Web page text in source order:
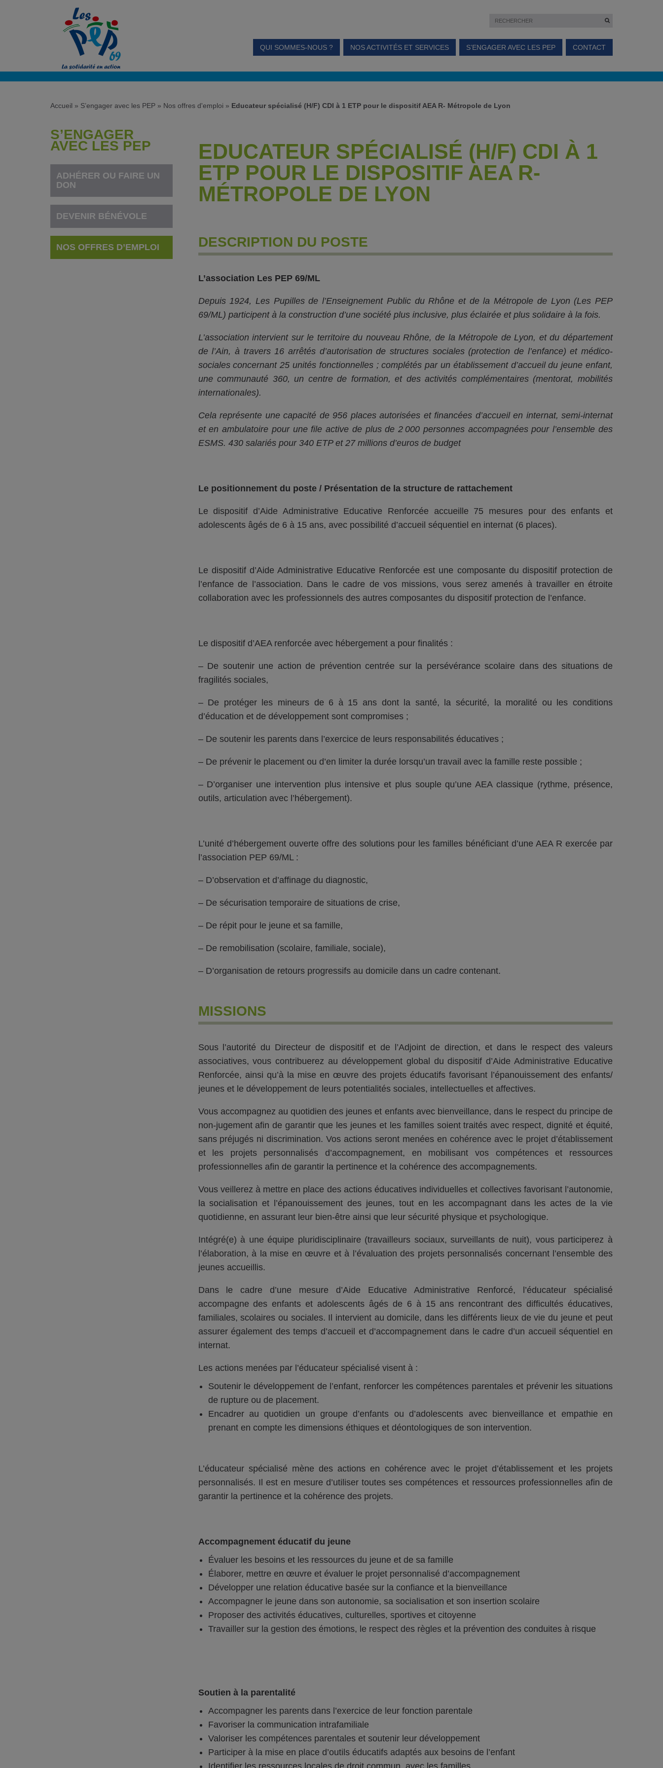
QUI SOMMES-NOUS ? NOS ACTIVITÉS ET SERVICES S’ENGAGER AVEC LES PEP CONTACT
Accueil » S’engager avec les PEP » Nos offres d'emploi » Educateur spécialisé (H/F) CDI à 1 ETP pour le dispositif AEA R- Métropole de Lyon
S’ENGAGER
AVEC LES PEP
ADHÉRER OU FAIRE UN
DON
DEVENIR BÉNÉVOLE
NOS OFFRES D’EMPLOI
EDUCATEUR SPÉCIALISÉ (H/F) CDI À 1
ETP POUR LE DISPOSITIF AEA R-
MÉTROPOLE DE LYON
DESCRIPTION DU POSTE
L’association Les PEP 69/ML
Depuis 1924, Les Pupilles de l’Enseignement Public du Rhône et de la Métropole de Lyon (Les PEP
69/ML) participent à la construction d’une société plus inclusive, plus éclairée et plus solidaire à la fois.
L’association intervient sur le territoire du nouveau Rhône, de la Métropole de Lyon, et du département
de l’Ain, à travers 16 arrêtés d’autorisation de structures sociales (protection de l’enfance) et médico-
sociales concernant 25 unités fonctionnelles ; complétés par un établissement d’accueil du jeune enfant,
une communauté 360, un centre de formation, et des activités complémentaires (mentorat, mobilités
internationales).
Cela représente une capacité de 956 places autorisées et financées d’accueil en internat, semi-internat
et en ambulatoire pour une file active de plus de 2 000 personnes accompagnées pour l’ensemble des
ESMS. 430 salariés pour 340 ETP et 27 millions d’euros de budget
Le positionnement du poste / Présentation de la structure de rattachement
Le dispositif d’Aide Administrative Educative Renforcée accueille 75 mesures pour des enfants et
adolescents âgés de 6 à 15 ans, avec possibilité d’accueil séquentiel en internat (6 places).
Le dispositif d’Aide Administrative Educative Renforcée est une composante du dispositif protection de
l’enfance de l’association. Dans le cadre de vos missions, vous serez amenés à travailler en étroite
collaboration avec les professionnels des autres composantes du dispositif protection de l’enfance.
Le dispositif d’AEA renforcée avec hébergement a pour finalités :
– De soutenir une action de prévention centrée sur la persévérance scolaire dans des situations de
fragilités sociales,
– De protéger les mineurs de 6 à 15 ans dont la santé, la sécurité, la moralité ou les conditions
d’éducation et de développement sont compromises ;
– De soutenir les parents dans l’exercice de leurs responsabilités éducatives ;
– De prévenir le placement ou d’en limiter la durée lorsqu’un travail avec la famille reste possible ;
– D’organiser une intervention plus intensive et plus souple qu’une AEA classique (rythme, présence,
outils, articulation avec l’hébergement).
L’unité d’hébergement ouverte offre des solutions pour les familles bénéficiant d’une AEA R exercée par
l’association PEP 69/ML :
– D’observation et d’affinage du diagnostic,
– De sécurisation temporaire de situations de crise,
– De répit pour le jeune et sa famille,
– De remobilisation (scolaire, familiale, sociale),
– D’organisation de retours progressifs au domicile dans un cadre contenant.
MISSIONS
Sous l’autorité du Directeur de dispositif et de l’Adjoint de direction, et dans le respect des valeurs
associatives, vous contribuerez au développement global du dispositif d’Aide Administrative Educative
Renforcée, ainsi qu’à la mise en œuvre des projets éducatifs favorisant l’épanouissement des enfants/
jeunes et le développement de leurs potentialités sociales, intellectuelles et affectives.
Vous accompagnez au quotidien des jeunes et enfants avec bienveillance, dans le respect du principe de
non-jugement afin de garantir que les jeunes et les familles soient traités avec respect, dignité et équité,
sans préjugés ni discrimination. Vos actions seront menées en cohérence avec le projet d’établissement
et les projets personnalisés d’accompagnement, en mobilisant vos compétences et ressources
professionnelles afin de garantir la pertinence et la cohérence des accompagnements.
Vous veillerez à mettre en place des actions éducatives individuelles et collectives favorisant l’autonomie,
la socialisation et l’épanouissement des jeunes, tout en les accompagnant dans les actes de la vie
quotidienne, en assurant leur bien-être ainsi que leur sécurité physique et psychologique.
Intégré(e) à une équipe pluridisciplinaire (travailleurs sociaux, surveillants de nuit), vous participerez à
l’élaboration, à la mise en œuvre et à l’évaluation des projets personnalisés concernant l’ensemble des
jeunes accueillis.
Dans le cadre d’une mesure d’Aide Educative Administrative Renforcé, l’éducateur spécialisé
accompagne des enfants et adolescents âgés de 6 à 15 ans rencontrant des difficultés éducatives,
familiales, scolaires ou sociales. Il intervient au domicile, dans les différents lieux de vie du jeune et peut
assurer également des temps d’accueil et d’accompagnement dans le cadre d’un accueil séquentiel en
internat.
Les actions menées par l’éducateur spécialisé visent à :
Soutenir le développement de l’enfant, renforcer les compétences parentales et prévenir les situations
de rupture ou de placement.
Encadrer au quotidien un groupe d’enfants ou d’adolescents avec bienveillance et empathie en
prenant en compte les dimensions éthiques et déontologiques de son intervention.
L’éducateur spécialisé mène des actions en cohérence avec le projet d’établissement et les projets
personnalisés. Il est en mesure d’utiliser toutes ses compétences et ressources professionnelles afin de
garantir la pertinence et la cohérence des projets.
Accompagnement éducatif du jeune
Évaluer les besoins et les ressources du jeune et de sa famille
Élaborer, mettre en œuvre et évaluer le projet personnalisé d’accompagnement
Développer une relation éducative basée sur la confiance et la bienveillance
Accompagner le jeune dans son autonomie, sa socialisation et son insertion scolaire
Proposer des activités éducatives, culturelles, sportives et citoyenne
Travailler sur la gestion des émotions, le respect des règles et la prévention des conduites à risque
Soutien à la parentalité
Accompagner les parents dans l’exercice de leur fonction parentale
Favoriser la communication intrafamiliale
Valoriser les compétences parentales et soutenir leur développement
Participer à la mise en place d’outils éducatifs adaptés aux besoins de l’enfant
Identifier les ressources locales de droit commun, avec les familles